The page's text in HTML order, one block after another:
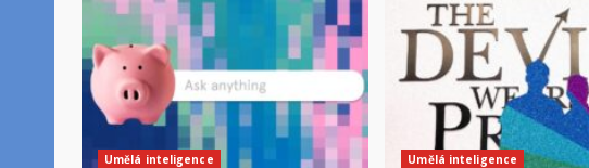
Umělá inteligence Umělá inteligence